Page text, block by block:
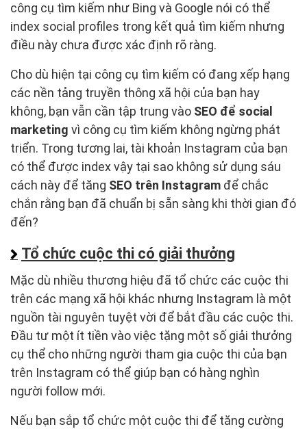
công cụ tìm kiếm như Bing và Google nói có thể
index social profiles trong kết quả tìm kiếm nhưng
điều này chưa được xác định rõ ràng.
Cho dù hiện tại công cụ tìm kiếm có đang xếp hạng
các nền tảng truyền thông xã hội của bạn hay
không, bạn vẫn cần tập trung vào SEO để social
marketing vì công cụ tìm kiếm không ngừng phát
triển. Trong tương lai, tài khoản Instagram của bạn
có thể được index vậy tại sao không sử dụng sáu
cách này để tăng SEO trên Instagram để chắc
chắn rằng bạn đã chuẩn bị sẵn sàng khi thời gian đó
đến?
Tổ chức cuộc thi có giải thưởng
Mặc dù nhiều thương hiệu đã tổ chức các cuộc thi
trên các mạng xã hội khác nhưng Instagram là một
nguồn tài nguyên tuyệt vời để bắt đầu các cuộc thi.
Đầu tư một ít tiền vào việc tặng một số giải thưởng
cụ thể cho những người tham gia cuộc thi của bạn
trên Instagram có thể giúp bạn có hàng nghìn
người follow mới.
Nếu bạn sắp tổ chức một cuộc thi để tăng cường